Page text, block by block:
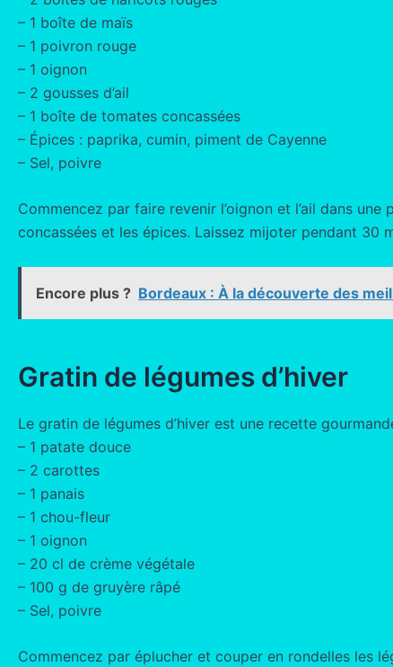
– 1 boîte de maïs
– 1 poivron rouge
– 1 oignon
– 2 gousses d’ail
– 1 boîte de tomates concassées
– Épices : paprika, cumin, piment de Cayenne
– Sel, poivre
Commencez par faire revenir l’oignon et l’ail dans
concassées et les épices. Laissez mijoter pendant 30
Encore plus ? Bordeaux : À la découverte des
Gratin de légumes d’hiver
Le gratin de légumes d’hiver est une recette
– 1 patate douce
– 2 carottes
– 1 panais
– 1 chou-fleur
– 1 oignon
– 20 cl de crème végétale
– 100 g de gruyère râpé
– Sel, poivre
Commencez par éplucher et couper en rondelles les